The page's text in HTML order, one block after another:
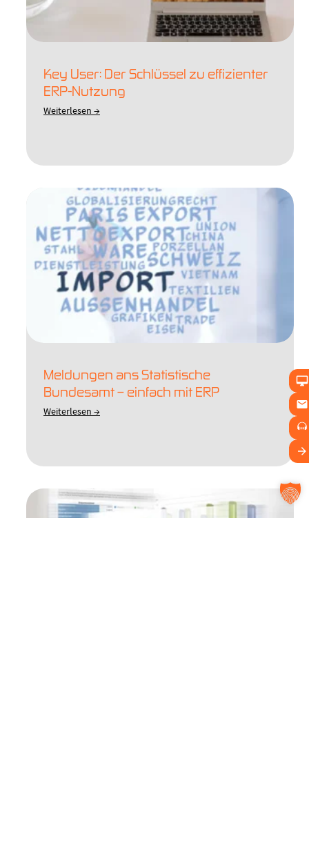
Key User: Der Schlüssel zu effizienter
ERP-Nutzung
Weiterlesen →
Meldungen ans Statistische
Bundesamt – einfach mit ERP
Weiterlesen →